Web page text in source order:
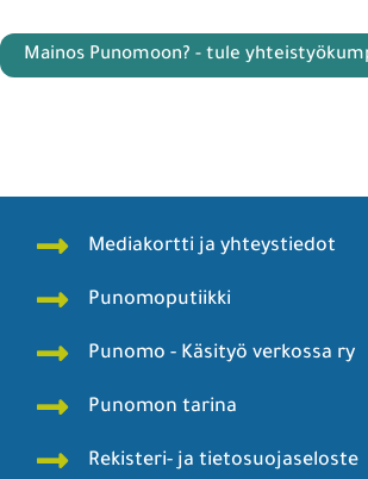
Mainos Punomoon? - tule
Mediakortti ja yhteystiedot
Punomoputiikki
Punomo - Käsityö verkossa ry
Punomon tarina
Rekisteri- ja tietosuojaseloste